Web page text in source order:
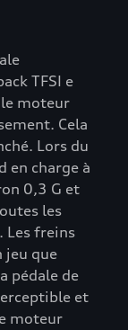
TFSI e
moteur
Cela
Lors du
en charge à
0,3 G et
les
Les freins
jeu que
pédale de
et
moteur